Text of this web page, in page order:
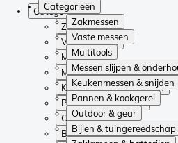
Categorieën
Zakmessen
Vaste messen
Multitools
Messen slijpen &
Keukenmessen & snijden
Pannen & kookgerei
Outdoor & gear
Bijlen & tuingereedschap
Categorieën
Zakmessen
Vaste messen
Multitools
Messen slijpen & onderhoud
Keukenmessen & snijden
Pannen & kookgerei
Outdoor & gear
Bijlen & tuingereedschap